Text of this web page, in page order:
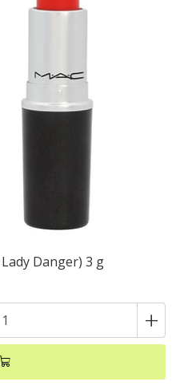
Danger) 3 g
+